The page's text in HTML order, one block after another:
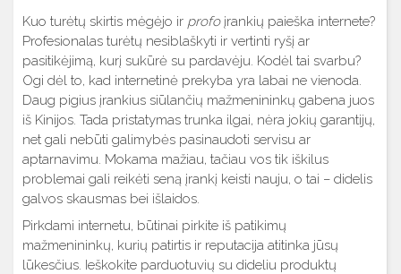
Kuo turėtų skirtis mėgėjo ir profo įrankių paieška internete?
Profesionalas turėtų nesiblaškyti ir vertinti ryšį ar
pasitikėjimą, kurį sukūrė su pardavėju. Kodėl tai svarbu?
Ogi dėl to, kad internetinė prekyba yra labai ne vienoda.
Daug pigius įrankius siūlančių mažmenininkų gabena juos
iš Kinijos. Tada pristatymas trunka ilgai, nėra jokių garantijų,
net gali nebūti galimybės pasinaudoti servisu ar
aptarnavimu. Mokama mažiau, tačiau vos tik iškilus
problemai gali reikėti seną įrankį keisti nauju, o tai – didelis
galvos skausmas bei išlaidos.
Pirkdami internetu, būtinai pirkite iš patikimų
mažmenininkų, kurių patirtis ir reputacija atitinka jūsų
lūkesčius. Ieškokite parduotuvių su dideliu produktų